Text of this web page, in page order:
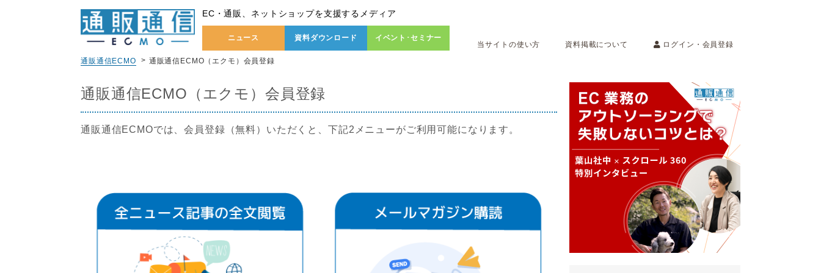
EC・通販、ネットショップを支援するメディア
ニュース 資料ダウンロード イベント･セミナー
当サイトの使い方 資料掲載について
ログイン・会員登録
通販通信ECMO
通販通信ECMO（エクモ）会員登録
通販通信ECMO（エクモ）会員登録
通販通信ECMOでは、会員登録（無料）いただくと、下記2メニューがご利用可能になります。